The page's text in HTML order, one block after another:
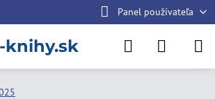
Panel používateľa
knihy.sk